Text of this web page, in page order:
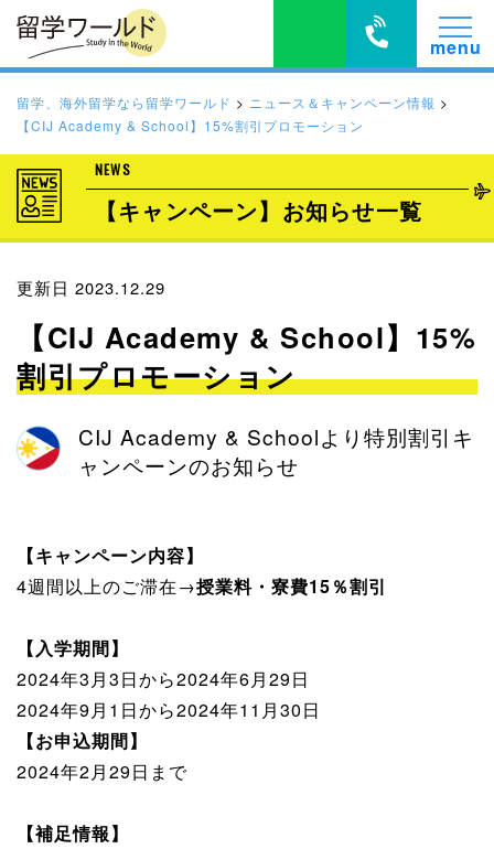
留学、海外留学なら留学ワールド > ニュース＆キャンペーン情報 >
【CIJ Academy & School】15%割引プロモーション
NEWS
【キャンペーン】お知らせ一覧
更新日 2023.12.29
【CIJ Academy & School】15%
割引プロモーション
CIJ Academy & Schoolより特別割引キ
ャンペーンのお知らせ
【キャンペーン内容】
4週間以上のご滞在→授業料・寮費15％割引
【入学期間】
2024年3月3日から2024年6月29日
2024年9月1日から2024年11月30日
【お申込期間】
2024年2月29日まで
【補足情報】